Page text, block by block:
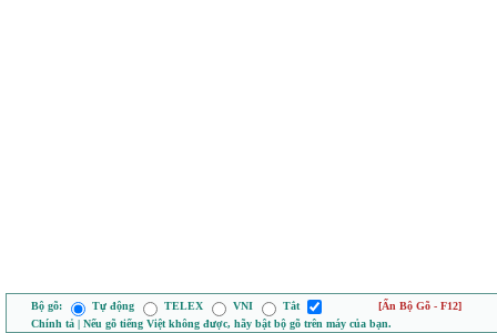
Bộ gõ: Tự động TELEX VNI Tắt
[Ẩn Bộ Gõ - F12]
Chính tả | Nếu gõ tiếng Việt không được, hãy bật bộ gõ trên máy của bạn.